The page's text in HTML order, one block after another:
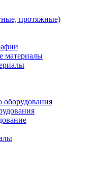
протяжные)
материалы
оборудования